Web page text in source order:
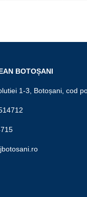
BOTOȘANI
1-3, Botoșani, cod